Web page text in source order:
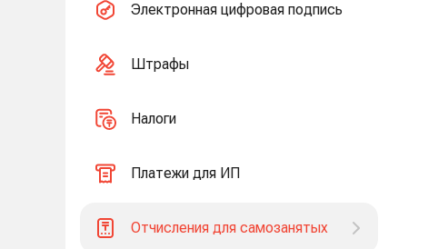
Электронная цифровая подпись
Штрафы
Налоги
Платежи для ИП
Отчисления для самозанятых